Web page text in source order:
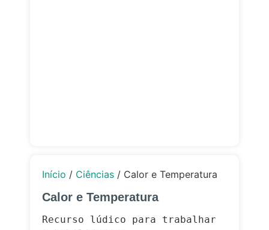
Início / Ciências / Calor e Temperatura
Calor e Temperatura
Recurso lúdico para trabalhar